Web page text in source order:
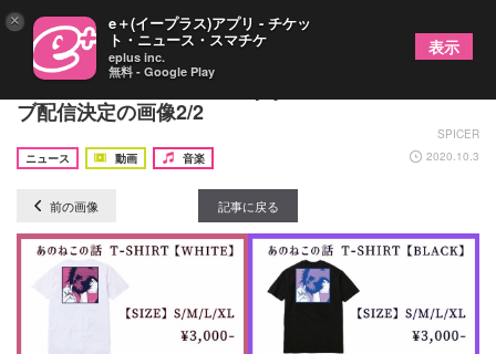
みゆな、ミニアルバム『reply』リリース記念ライ
ブ配信決定の画像2/2
SPICER
ニュース
動画 音楽 2020.10.3
前の画像 記事に戻る
× e＋(イープラス)アプリ - チケッ
ト・ニュース・スマチケ
eplus inc.
無料 - Google Play
表示